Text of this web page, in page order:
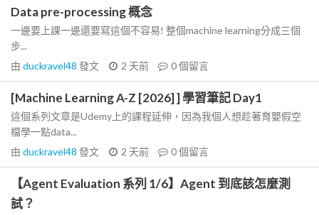
Data pre-processing 概念
一邊要上課一邊還要寫這個不容易! 整個machine learning分成三個
步...
由 duckravel48 發文 2 天前 0個留言
[Machine Learning A-Z [2026] ] 學習筆記 Day1
這個系列文章是Udemy上的課程延伸，因為我個人想趁著育嬰假空
檔學一點data...
由 duckravel48 發文 2 天前 0個留言
【Agent Evaluation 系列 1/6】Agent 到底該怎麼測
試？